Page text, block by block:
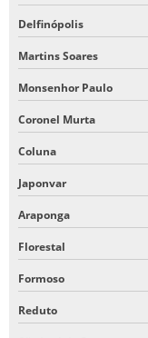
Delfinópolis
Martins Soares
Monsenhor Paulo
Coronel Murta
Coluna
Japonvar
Araponga
Florestal
Formoso
Reduto